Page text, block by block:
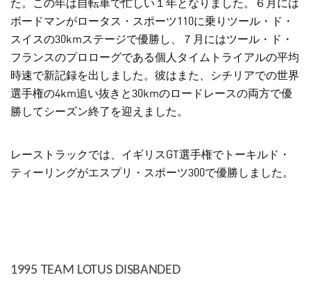
た。この年は自転車で忙しい１年となりました。６月には
ボードマンがロータス・スポーツ110に乗りツール・ド・
スイスの30kmステージで優勝し、７月にはツール・ド・
フランスのプロローグである個人タイムトライアルの平均
時速で新記録を出しました。彼はまた、シチリアでの世界
選手権の4km追い抜きと30kmのロードレースの両方で優
勝してシーズン終了を迎えました。
レーストラックでは、イギリスGT選手権でトーキルド・
ティーリングがエスプリ・スポーツ300で優勝しました。
1995 TEAM LOTUS DISBANDED